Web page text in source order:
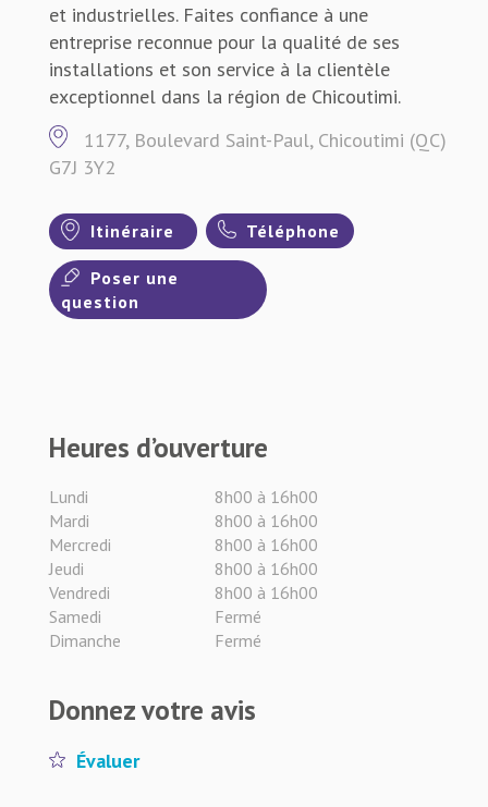
et industrielles. Faites confiance à une
entreprise reconnue pour la qualité de ses
installations et son service à la clientèle
exceptionnel dans la région de Chicoutimi.
1177, Boulevard Saint-Paul, Chicoutimi (QC)
G7J 3Y2
Itinéraire Téléphone
Poser une
question
Heures d’ouverture
Lundi
8h00 à 16h00
Mardi
8h00 à 16h00
Mercredi
8h00 à 16h00
Jeudi
8h00 à 16h00
Vendredi
8h00 à 16h00
Samedi
Fermé
Dimanche
Fermé
Donnez votre avis
Évaluer